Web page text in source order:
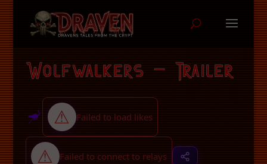
Wolfwalkers – Trailer